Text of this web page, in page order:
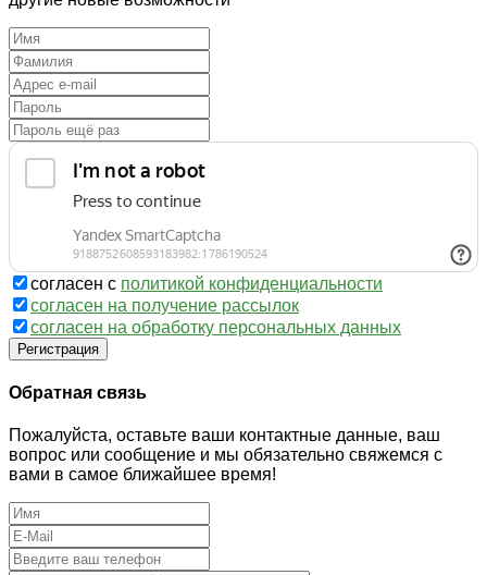
согласен с политикой конфиденциальности
согласен на получение рассылок
согласен на обработку персональных данных
Регистрация
Обратная связь
Пожалуйста, оставьте ваши контактные данные, ваш
вопрос или сообщение и мы обязательно свяжемся с
вами в самое ближайшее время!